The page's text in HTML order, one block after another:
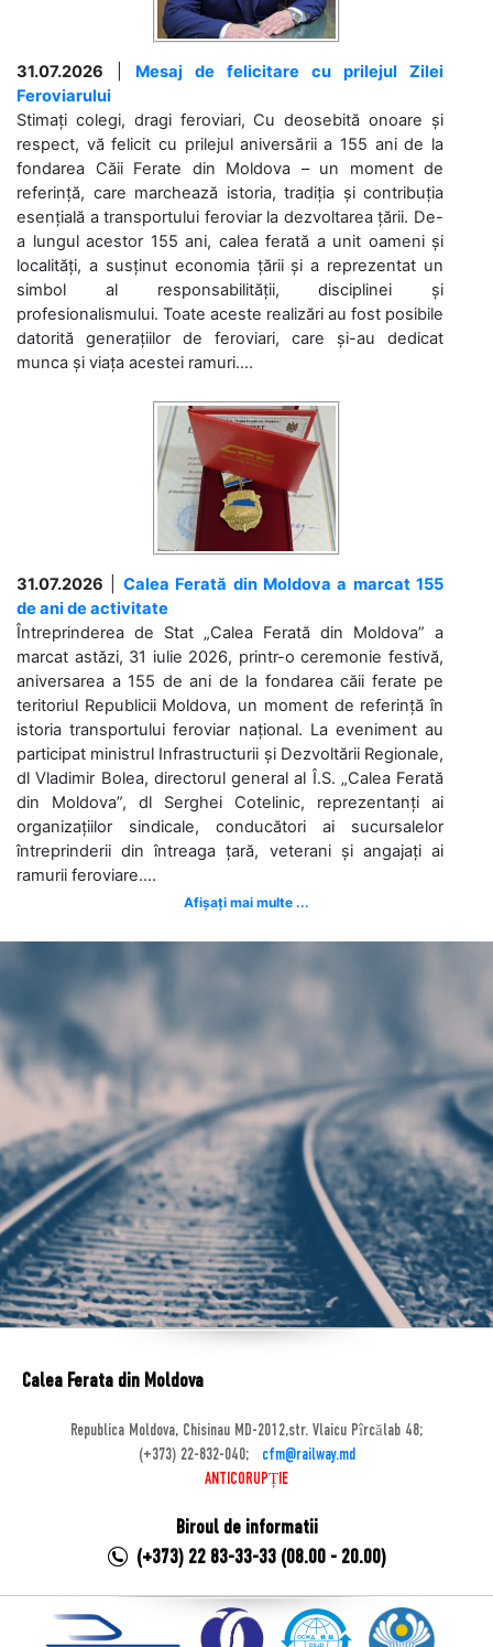
31.07.2026
Mesaj de felicitare cu prilejul Zilei
Feroviarului
Stimați colegi, dragi feroviari, Cu deosebită onoare și
respect, vă felicit cu prilejul aniversării a 155 ani de la
fondarea Căii Ferate din Moldova – un moment de
referință, care marchează istoria, tradiția și contribuția
esențială a transportului feroviar la dezvoltarea țării. De-
a lungul acestor 155 ani, calea ferată a unit oameni și
localități, a susținut economia țării și a reprezentat un
simbol al responsabilității, disciplinei și
profesionalismului. Toate aceste realizări au fost posibile
datorită generațiilor de feroviari, care și-au dedicat
munca și viața acestei ramuri....
31.07.2026
Calea Ferată din Moldova a marcat 155
de ani de activitate
Întreprinderea de Stat „Calea Ferată din Moldova” a
marcat astăzi, 31 iulie 2026, printr-o ceremonie festivă,
aniversarea a 155 de ani de la fondarea căii ferate pe
teritoriul Republicii Moldova, un moment de referință în
istoria transportului feroviar național. La eveniment au
participat ministrul Infrastructurii și Dezvoltării Regionale,
dl Vladimir Bolea, directorul general al Î.S. „Calea Ferată
din Moldova”, dl Serghei Cotelinic, reprezentanți ai
organizațiilor sindicale, conducători ai sucursalelor
întreprinderii din întreaga țară, veterani și angajați ai
ramurii feroviare....
Afișați mai multe ...
Calea Ferata din Moldova
Republica Moldova, Chisinau MD-2012,str. Vlaicu Pîrcălab 48;
(+373) 22-832-040;
cfm@railway.md
ANTICORUPȚIE
Biroul de informatii
(+373) 22 83-33-33 (08.00 - 20.00)